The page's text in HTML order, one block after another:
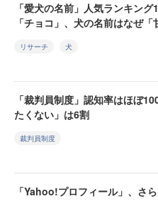
「愛犬の名前」人気ランキン
「チョコ」、犬の名前はなぜ「
リサーチ 犬
「裁判員制度」認知率はほぼ
たくない」は6割
裁判員制度
「Yahoo!プロフィール」、さ